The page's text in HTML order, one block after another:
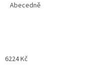
o
Abecedně
6224Kč